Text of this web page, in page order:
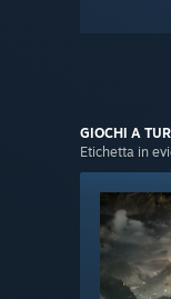
GIOCHI A
Etichetta in